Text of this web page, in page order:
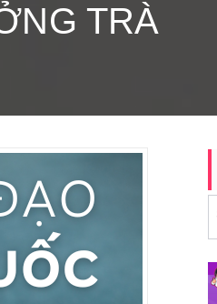
TRÀ